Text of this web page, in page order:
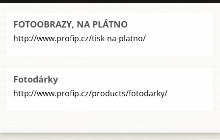
FOTOOBRAZY, NA PLÁTNO
http://www.profip.cz/tisk-na-platno/
Fotodárky
http://www.profip.cz/products/fotodarky/